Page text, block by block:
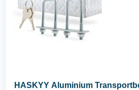
HASKYY Aluminium